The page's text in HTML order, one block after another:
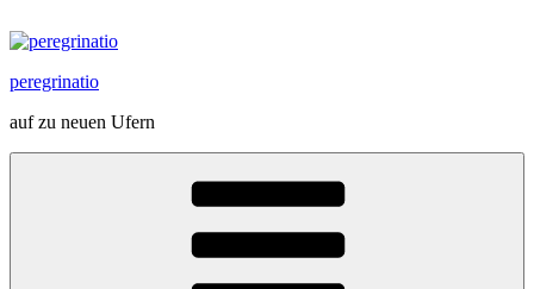
Inhalt
peregrinatio
auf zu neuen Ufern